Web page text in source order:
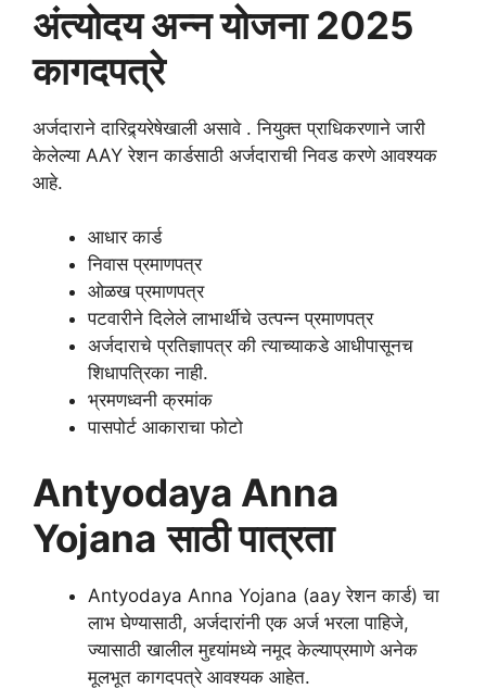
अंत्योदय अन्न योजना 2025
कागदपत्रे
अर्जदाराने दारिद्र्यरेषेखाली असावे . नियुक्त प्राधिकरणाने जारी
केलेल्या AAY रेशन कार्डसाठी अर्जदाराची निवड करणे आवश्यक
आहे.
आधार कार्ड
निवास प्रमाणपत्र
ओळख प्रमाणपत्र
पटवारीने दिलेले लाभार्थीचे उत्पन्न प्रमाणपत्र
अर्जदाराचे प्रतिज्ञापत्र की त्याच्याकडे आधीपासूनच
शिधापत्रिका नाही.
भ्रमणध्वनी क्रमांक
पासपोर्ट आकाराचा फोटो
Antyodaya Anna
Yojana साठी पात्रता
Antyodaya Anna Yojana (aay रेशन कार्ड) चा
लाभ घेण्यासाठी, अर्जदारांनी एक अर्ज भरला पाहिजे,
ज्यासाठी खालील मुद्द्यांमध्ये नमूद केल्याप्रमाणे अनेक
मूलभूत कागदपत्रे आवश्यक आहेत.